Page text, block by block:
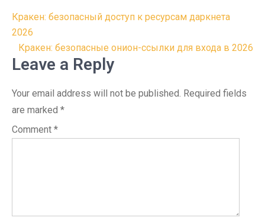
Post
navigation
Кракен: безопасный доступ к ресурсам даркнета
2026
Кракен: безопасные онион-ссылки для входа в 2026
Leave a Reply
Your email address will not be published. Required fields
are marked *
Comment *